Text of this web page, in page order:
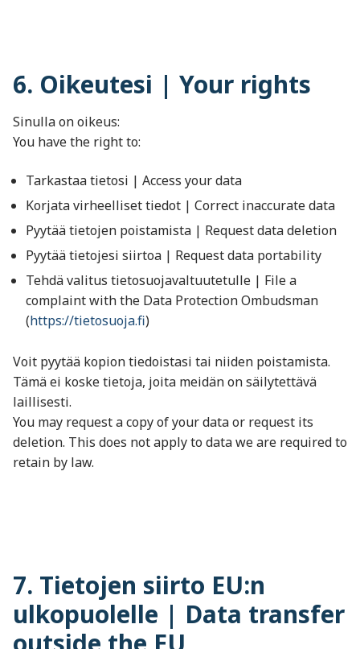
6. Oikeutesi | Your rights
Sinulla on oikeus:
You have the right to:
Tarkastaa tietosi | Access your data
Korjata virheelliset tiedot | Correct inaccurate data
Pyytää tietojen poistamista | Request data deletion
Pyytää tietojesi siirtoa | Request data portability
Tehdä valitus tietosuojavaltuutetulle | File a
complaint with the Data Protection Ombudsman
(https://tietosuoja.fi)
Voit pyytää kopion tiedoistasi tai niiden poistamista.
Tämä ei koske tietoja, joita meidän on säilytettävä
laillisesti.
You may request a copy of your data or request its
deletion. This does not apply to data we are required to
retain by law.
7. Tietojen siirto EU:n
ulkopuolelle | Data transfer